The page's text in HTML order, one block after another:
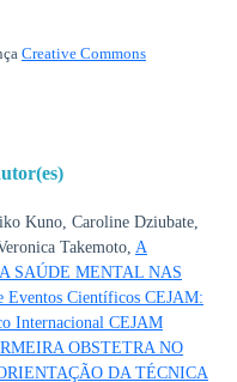
Creative Commons
Kuno, Caroline Dziubate,
Takemoto, A
SAÚDE MENTAL NAS
Eventos Científicos CEJAM:
Internacional CEJAM
OBSTETRA NO
DA TÉCNICA